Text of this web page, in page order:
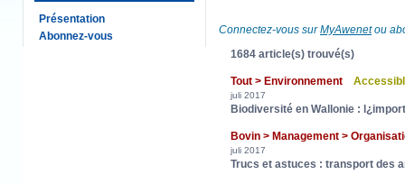
Présentation
Abonnez-vous
Connectez-vous surMyAwenetou
1684 article(s) trouvé(s)
Tout > Environnement
juli 2017
Biodiversité en Wallonie :
Bovin > Management >
juli 2017
Trucs et astuces : transport des